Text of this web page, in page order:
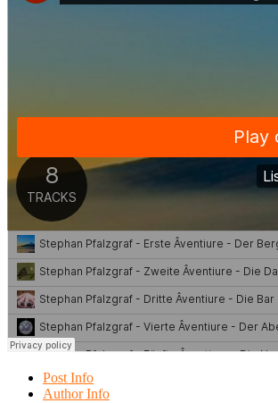
Post Info
Author Info